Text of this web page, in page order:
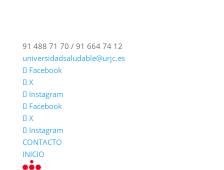
91 488 71 70 / 91 664 74 12
universidadsaludable@urjc.es
Facebook
X
Instagram
Facebook
X
Instagram
CONTACTO
INICIO